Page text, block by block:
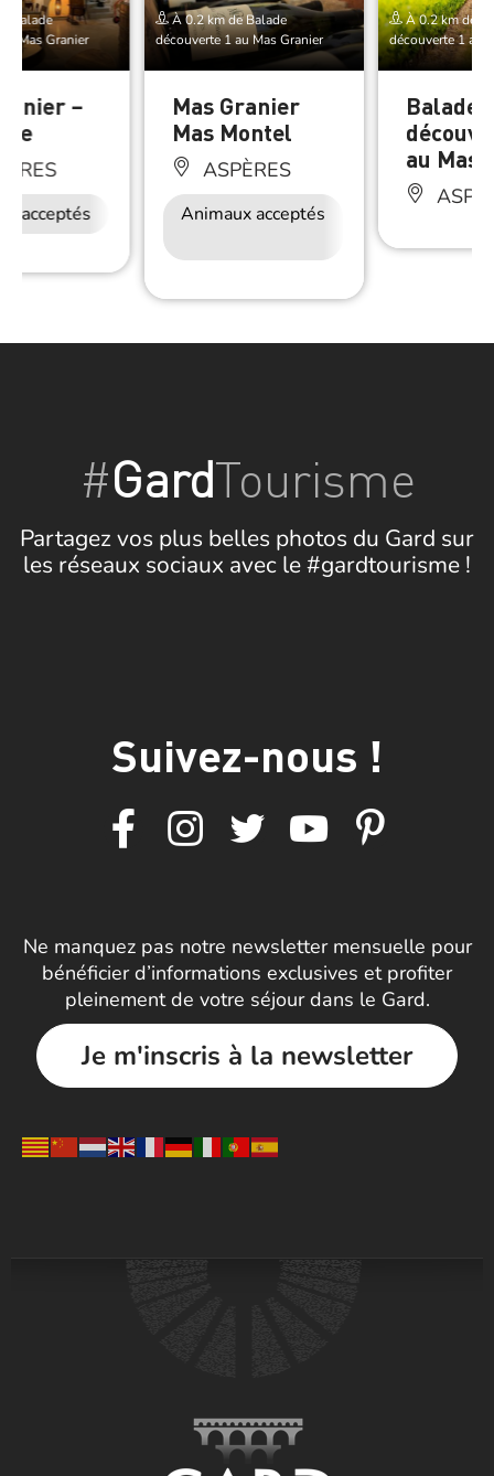
Balade
Mas Granier
–
acceptés
À 0.2 km de Balade
découverte 1 au Mas Granier
Mas Granier
Mas Montel
ASPÈRES
Animaux acceptés
Wifi
À 0.2 km de
découverte 1 au
Balade
au Mas
#GardTourisme
Partagez vos plus belles photos du Gard sur
les réseaux sociaux avec le #gardtourisme !
Suivez-nous !
Ne manquez pas notre newsletter mensuelle pour
bénéficier d’informations exclusives et profiter
pleinement de votre séjour dans le Gard.
Je m'inscris à la newsletter